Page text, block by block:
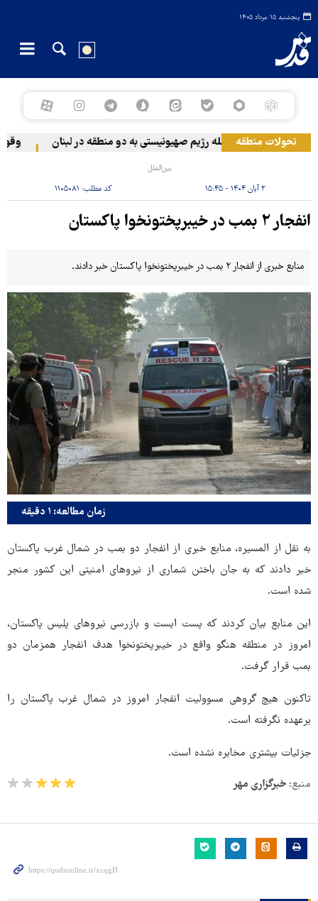
پنجشنبه ۱۵ مرداد ۱۴۰۵
تحولات منطقهحمله رژیم صهیونیستی به دو منطقه در لبنان وقوع
بین‌الملل
۲ آبان ۱۴۰۴ - ۱۵:۴۵ کد مطلب: ۱۱۰۵۰۸۱
انفجار ۲ بمب در خیبرپختونخوا پاکستان
منابع خبری از انفجار ۲ بمب در خیبرپختونخوا پاکستان خبر دادند.
زمان مطالعه: ۱ دقیقه
به نقل از المسیره، منابع خبری از انفجار دو بمب در شمال غرب پاکستان
خبر دادند که به جان باختن شماری از نیروهای امنیتی این کشور منجر
شده است.
این منابع بیان کردند که پست ایست و بازرسی نیروهای پلیس پاکستان،
امروز در منطقه هنگو واقع در خیبرپختونخوا هدف انفجار همزمان دو
بمب قرار گرفت.
تاکنون هیچ گروهی مسوولیت انفجار امروز در شمال غرب پاکستان را
برعهده نگرفته است.
جزئیات بیشتری مخابره نشده است.
منبع: خبرگزاری مهر